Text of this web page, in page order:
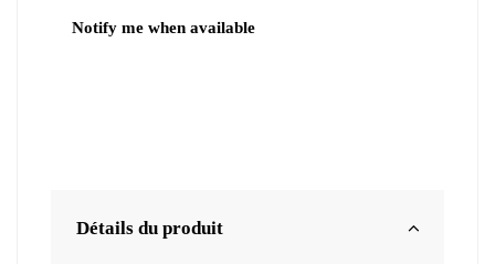
Détails du produit